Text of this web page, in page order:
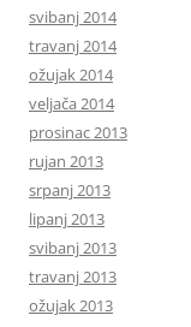
svibanj 2014
travanj 2014
ožujak 2014
veljača 2014
prosinac 2013
rujan 2013
srpanj 2013
lipanj 2013
svibanj 2013
travanj 2013
ožujak 2013